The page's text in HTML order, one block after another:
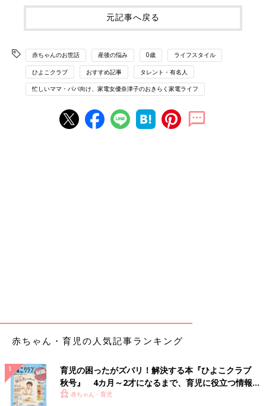
元記事へ戻る
赤ちゃんのお世話 産後の悩み 0歳 ライフスタイル
ひよこクラブ おすすめ記事 タレント・有名人
忙しいママ・パパ向け、家電女優奈津子のおきらく家電ライフ
赤ちゃん・育児の人気記事ランキング
育児の困ったがズバリ！解決する本『ひよこクラブ
秋号』 4カ月～2才になるまで、育児に役立つ情報が
いっぱい！
赤ちゃん・育児